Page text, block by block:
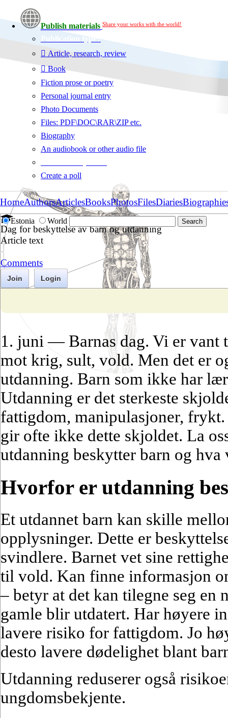
Publish materials Share your works with the world!
Publication type?
Article, research, review
Book
Fiction prose or poetry
Personal journal entry
Photo Documents
Files: PDF\DOC\RAR\ZIP etc.
Biography
An audiobook or other audio file
Create a poll
Estonia World
HomeAuthorsArticlesBooksPhotosFilesDiaries
Dag for beskyttelse av barn og utdanning
Article text
·
Comments
Join Login
1. juni — Barnas dag. Vi er vant
mot krig, sult, vold. Men det er
utdanning. Barn som ikke har
Utdanning er det sterkeste
fattigdom, manipulasjoner,
gir ofte ikke dette skjoldet. La
utdanning beskytter barn og
Hvorfor er utdanning
Et utdannet barn kan skille
opplysninger. Dette er
svindlere. Barnet vet sine
til vold. Kan finne informasjon
– betyr at det kan tilegne seg en
gamle blir utdatert. Har høyere
lavere risiko for fattigdom. Jo
desto lavere dødelighet blant
Utdanning reduserer også
ungdomsbekjente.